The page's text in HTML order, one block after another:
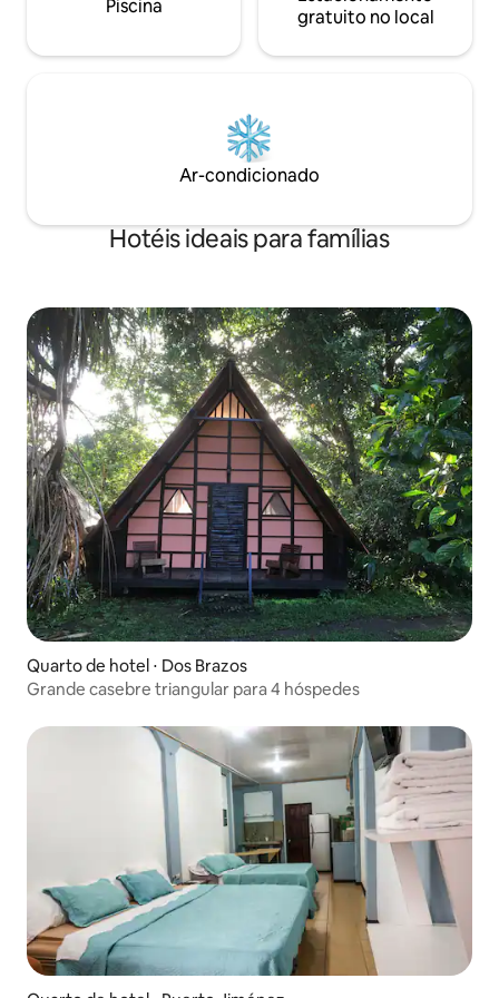
Piscina
gratuito no local
Ar-condicionado
Hotéis ideais para famílias
Quarto de hotel ⋅ Dos Brazos
Grande casebre triangular para 4 hóspedes